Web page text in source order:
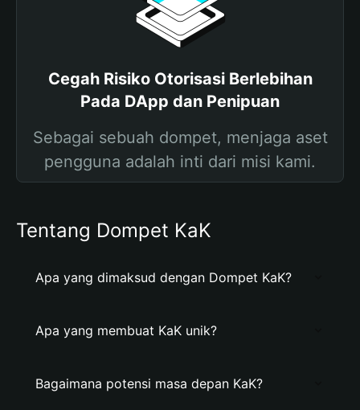
Cegah Risiko Otorisasi Berlebihan
Pada DApp dan Penipuan
Sebagai sebuah dompet, menjaga aset
pengguna adalah inti dari misi kami.
Tentang Dompet KaK
Apa yang dimaksud dengan Dompet KaK?
Apa yang membuat KaK unik?
Bagaimana potensi masa depan KaK?